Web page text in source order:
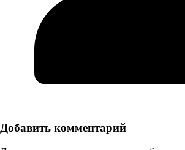
Добавить комментарий